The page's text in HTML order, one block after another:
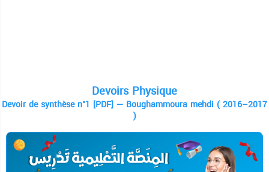
Devoirs Physique
Devoir de synthèse n°1 [PDF] — Boughammoura mehdi ( 2016–2017
)